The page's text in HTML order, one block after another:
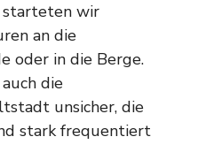
starteten wir
an die
oder in die Berge.
die
unsicher, die
stark frequentiert